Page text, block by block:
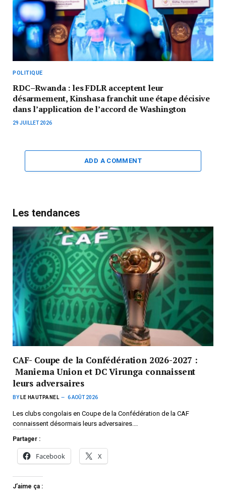
POLITIQUE
RDC–Rwanda : les FDLR acceptent leur
désarmement, Kinshasa franchit une étape décisive
dans l’application de l’accord de Washington
29 JUILLET 2026
ADD A COMMENT
Les tendances
CAF- Coupe de la Confédération 2026-2027 :
Maniema Union et DC Virunga connaissent
leurs adversaires
BY LE HAUTPANEL 6 AOÛT 2026
Les clubs congolais en Coupe de la Confédération de la CAF
connaissent désormais leurs adversaires.…
Partager :
Facebook X
J’aime ça :